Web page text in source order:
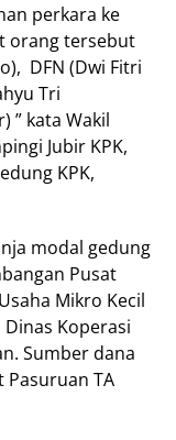
perkara ke
orang tersebut
DFN (Dwi Fitri
Tri
” kata Wakil
Jubir KPK,
KPK,
modal gedung
Pusat
Mikro Kecil
Dinas Koperasi
Sumber dana
Pasuruan TA